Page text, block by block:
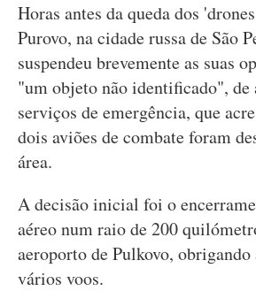
Horas antes da queda dos
Purovo, na cidade russa de São
suspendeu brevemente as suas
"um objeto não identificado", de
serviços de emergência, que
dois aviões de combate foram
área.
A decisão inicial foi o
aéreo num raio de 200
aeroporto de Pulkovo, obrigando
vários voos.